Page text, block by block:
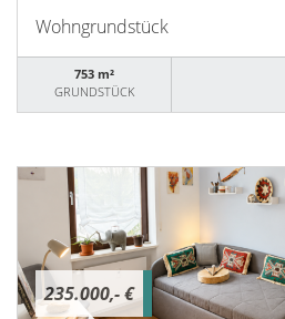
Wohngrundstück
753 m²
GRUNDSTÜCK
235.000,- €